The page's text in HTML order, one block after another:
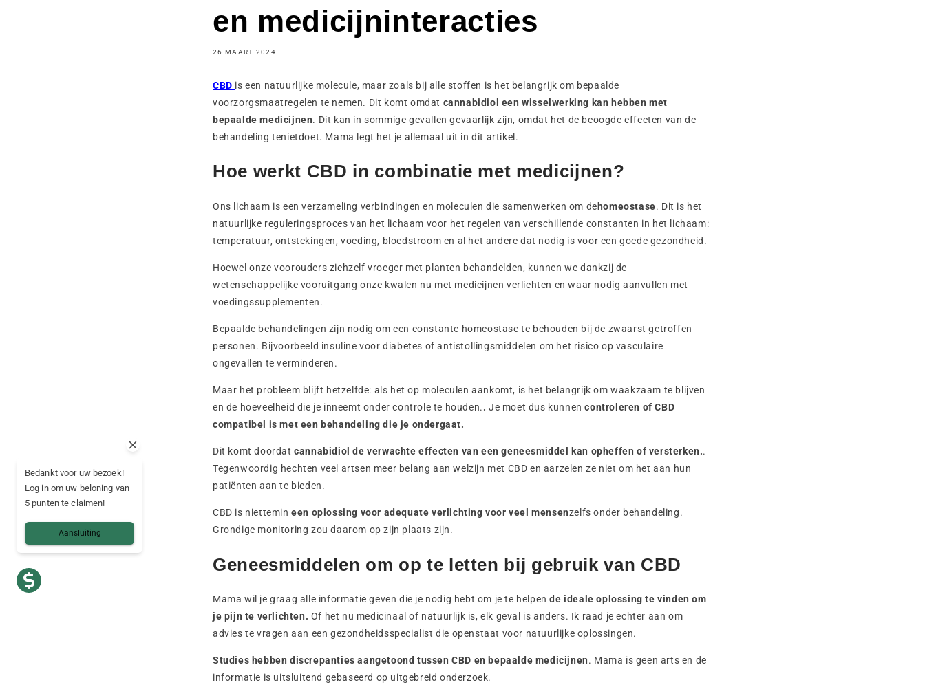
en medicijninteracties
26 MAART 2024
CBD is een natuurlijke molecule, maar zoals bij alle stoffen is het belangrijk om bepaalde
voorzorgsmaatregelen te nemen. Dit komt omdat cannabidiol een wisselwerking kan hebben met
bepaalde medicijnen. Dit kan in sommige gevallen gevaarlijk zijn, omdat het de beoogde effecten van de
behandeling tenietdoet. Mama legt het je allemaal uit in dit artikel.
Hoe werkt CBD in combinatie met medicijnen?
Ons lichaam is een verzameling verbindingen en moleculen die samenwerken om dehomeostase. Dit is het
natuurlijke reguleringsproces van het lichaam voor het regelen van verschillende constanten in het lichaam:
temperatuur, ontstekingen, voeding, bloedstroom en al het andere dat nodig is voor een goede gezondheid.
Hoewel onze voorouders zichzelf vroeger met planten behandelden, kunnen we dankzij de
wetenschappelijke vooruitgang onze kwalen nu met medicijnen verlichten en waar nodig aanvullen met
voedingssupplementen.
Bepaalde behandelingen zijn nodig om een constante homeostase te behouden bij de zwaarst getroffen
personen. Bijvoorbeeld insuline voor diabetes of antistollingsmiddelen om het risico op vasculaire
ongevallen te verminderen.
Maar het probleem blijft hetzelfde: als het op moleculen aankomt, is het belangrijk om waakzaam te blijven
en de hoeveelheid die je inneemt onder controle te houden.. Je moet dus kunnen controleren of CBD
compatibel is met een behandeling die je ondergaat.
Dit komt doordatcannabidiol de verwachte effecten van een geneesmiddel kan opheffen of versterken..
Tegenwoordig hechten veel artsen meer belang aan welzijn met CBD en aarzelen ze niet om het aan hun
patiënten aan te bieden.
CBD is niettemin een oplossing voor adequate verlichting voor veel mensenzelfs onder behandeling.
Grondige monitoring zou daarom op zijn plaats zijn.
Geneesmiddelen om op te letten bij gebruik van CBD
Mama wil je graag alle informatie geven die je nodig hebt om je te helpende ideale oplossing te vinden om
je pijn te verlichten. Of het nu medicinaal of natuurlijk is, elk geval is anders. Ik raad je echter aan om
advies te vragen aan een gezondheidsspecialist die openstaat voor natuurlijke oplossingen.
Studies hebben discrepanties aangetoond tussen CBD en bepaalde medicijnen. Mama is geen arts en de
informatie is uitsluitend gebaseerd op uitgebreid onderzoek.
Bedankt voor uw bezoek!
Log in om uw beloning van
5 punten te claimen!
Aansluiting